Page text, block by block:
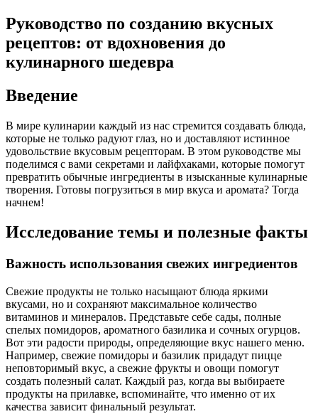
Руководство по созданию вкусных
рецептов: от вдохновения до
кулинарного шедевра
Введение
В мире кулинарии каждый из нас стремится создавать блюда,
которые не только радуют глаз, но и доставляют истинное
удовольствие вкусовым рецепторам. В этом руководстве мы
поделимся с вами секретами и лайфхаками, которые помогут
превратить обычные ингредиенты в изысканные кулинарные
творения. Готовы погрузиться в мир вкуса и аромата? Тогда
начнем!
Исследование темы и полезные факты
Важность использования свежих ингредиентов
Свежие продукты не только насыщают блюда яркими
вкусами, но и сохраняют максимальное количество
витаминов и минералов. Представьте себе сады, полные
спелых помидоров, ароматного базилика и сочных огурцов.
Вот эти радости природы, определяющие вкус нашего меню.
Например, свежие помидоры и базилик придадут пицце
неповторимый вкус, а свежие фрукты и овощи помогут
создать полезный салат. Каждый раз, когда вы выбираете
продукты на прилавке, вспоминайте, что именно от их
качества зависит финальный результат.